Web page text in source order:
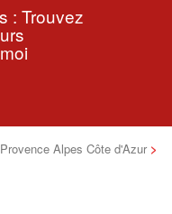
: Trouvez
Alpes Côte d'Azur >